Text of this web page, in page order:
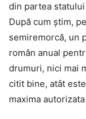
din partea
După cum știm,
semiremorcă, un
român anual
drumuri, nici mai
citit bine, atât
maxima